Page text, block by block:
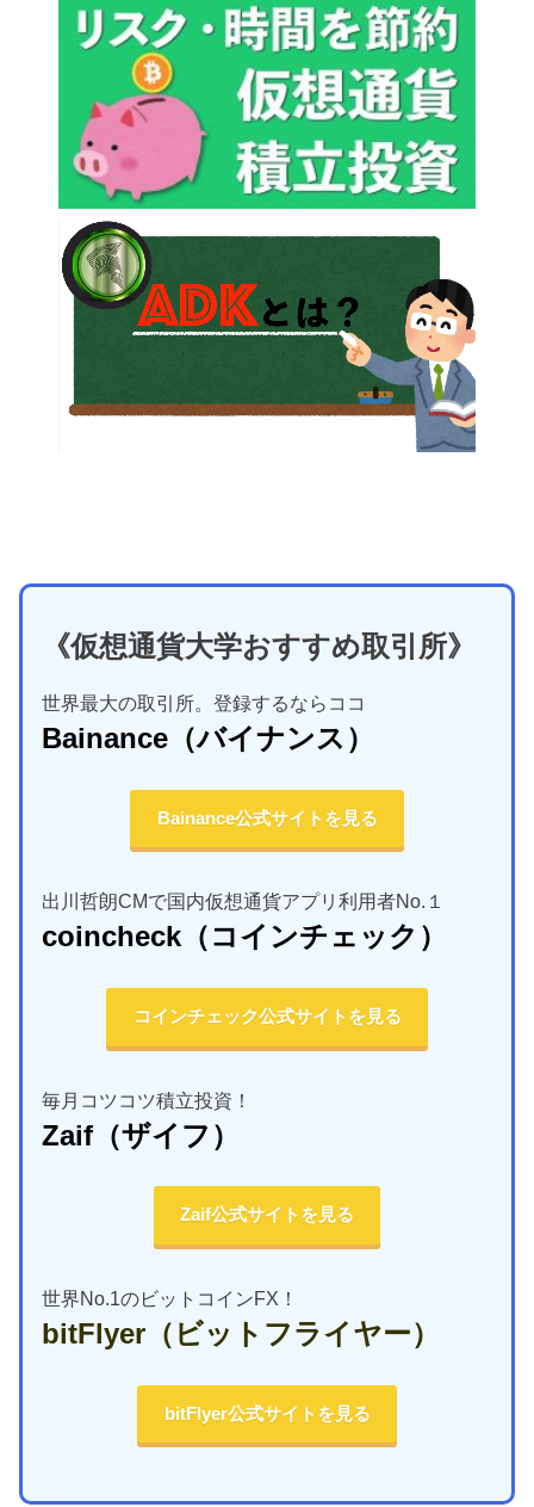
《仮想通貨大学おすすめ取引所》
世界最大の取引所。登録するならココ
Bainance （バイナンス）
Bainance公式サイトを見る
出川哲朗CMで国内仮想通貨アプリ利用者No.１
coincheck （コインチェック）
コインチェック公式サイトを見る
毎月コツコツ積立投資！
Zaif （ザイフ）
Zaif公式サイトを見る
世界No.1のビットコインFX！
bitFlyer （ビットフライヤー）
bitFlyer公式サイトを見る